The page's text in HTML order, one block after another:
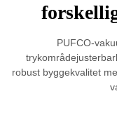
PUFCO-
robust byggekvalitet